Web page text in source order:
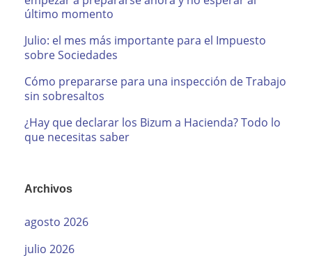
último momento
Julio: el mes más importante para el Impuesto
sobre Sociedades
Cómo prepararse para una inspección de Trabajo
sin sobresaltos
¿Hay que declarar los Bizum a Hacienda? Todo lo
que necesitas saber
Archivos
agosto 2026
julio 2026